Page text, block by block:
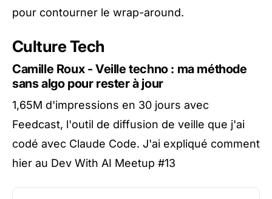
pour contourner le wrap-around.
Culture Tech
Camille Roux - Veille techno : ma méthode
sans algo pour rester à jour
1,65M d'impressions en 30 jours avec
Feedcast, l'outil de diffusion de veille que j'ai
codé avec Claude Code. J'ai expliqué comment
hier au Dev With AI Meetup #13